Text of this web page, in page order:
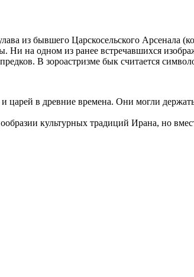
из бывшего Царскосельского Арсенала
Ни на одном из ранее встречавшихся
В зороастризме бык считается
в древние времена. Они могли
культурных традиций Ирана, но